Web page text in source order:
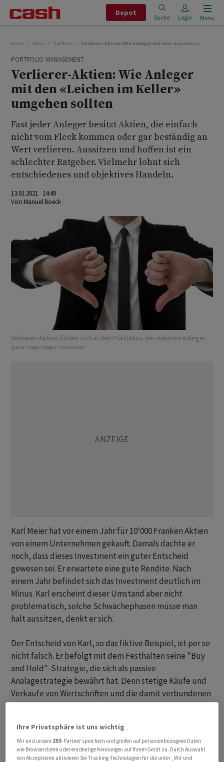
Depot
Suche Login Menu
Home News Top News Verlierer-Aktien: Wie Anleger mit den «Leichen im Keller»
PORTFOLIO-MANAGEMENT
Verlierer-Aktien: Wie Anleger
mit den «Leichen im Keller»
umgehen sollten
Fast jeder Anleger besitzt Aktien, die einfach
nicht vom Fleck kommen oder gar beständig an
Wert verlieren. Aussitzen und hoffen ist ein
schlechter Ratgeber. Vielmehr lohnt sich
entschiedenes und objektives Handeln.
13.01.2021 14:49
Von Manuel Boeck
Verlierer-Aktien finden sich in den Portfolios der meisten Anleger.
Quelle: imago images / blickwinkel
Karl Meier hat vor einem Jahr für 10'000 Franken Aktien
von einem Unternehmen gekauft. Damals dachte er
noch, dass dieses Investment ein guter Entscheid
gewesen sei. Er erwartete eine gute Rendite. Nach
einem Jahr befindet sich das Investment deutlich im
Minus. Karl erscheint dieser Umstand aber nicht
problematisch, solche Schwächephasen müsse man
halt aussitzen, denkt er sich.
Der Entscheid von Karl, so das fiktive Beispiel, ist per se
nicht falsch. Er befolgt mit dem Festhalten seine "Buy
and Hold"-Strategie, die sich als passive
Analagestrategie bewährt hat. Denn stetige Käufe und
Verkäufe von Wertschriften und die damit verbundenen
Trading-Gebühren entfallen auf diese Weise. Ganz
Taschen leer".
Mehr zu bewährten Anlagestrategien:
Ihre Privatsphäre ist uns wichtig
Wir und unsere 293-Partner speichern und greifen auf personenbezogene Daten
wie Browserdaten oder eindeutige Kennungen auf Ihrem Gerät zu. Durch Auswahl
von Akzeptieren aktivieren Sie Tracking-Technologien für die unter „Wir und